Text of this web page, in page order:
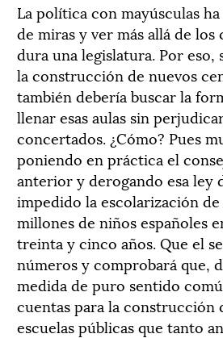
La política con mayúsculas
de miras y ver más allá de los
dura una legislatura. Por eso,
la construcción de nuevos
también debería buscar la
llenar esas aulas sin
concertados. ¿Cómo? Pues
poniendo en práctica el
anterior y derogando esa ley
impedido la escolarización de
millones de niños españoles
treinta y cinco años. Que el
números y comprobará que,
medida de puro sentido
cuentas para la construcción
escuelas públicas que tanto